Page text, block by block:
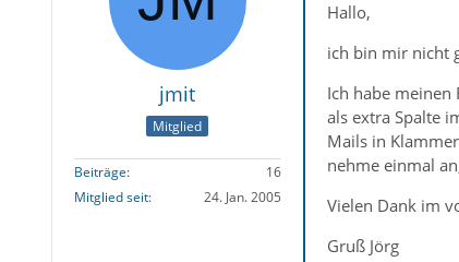
jmit
Mitglied
Beiträge
16
Mitglied seit
24. Jan. 2005
Hallo,
ich bin mir nicht
Ich habe
als extra Spalte
Mails in
nehme einmal
Vielen Dank im
Gruß Jörg